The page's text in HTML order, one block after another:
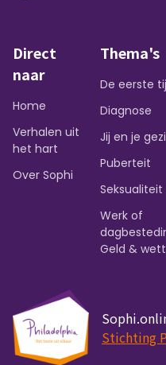
Direct
naar
Home
Verhalen uit
het hart
Over Sophi
Thema's
De eerste
Diagnose
Jij en je
Puberteit
Seksualiteit
Werk of
Geld &
Stichting